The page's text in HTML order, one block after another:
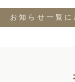
お知らせ一覧に